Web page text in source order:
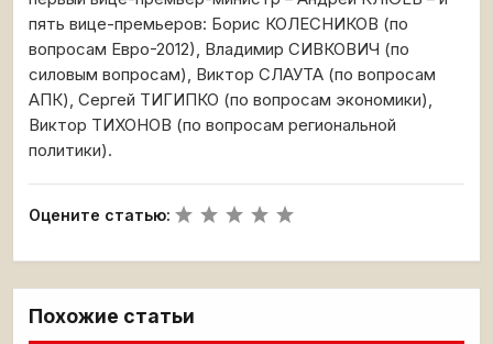
пять вице-премьеров: Борис КОЛЕСНИКОВ (по
вопросам Евро-2012), Владимир СИВКОВИЧ (по
силовым вопросам), Виктор СЛАУТА (по вопросам
АПК), Сергей ТИГИПКО (по вопросам экономики),
Виктор ТИХОНОВ (по вопросам региональной
политики).
Оцените статью:
Похожие статьи